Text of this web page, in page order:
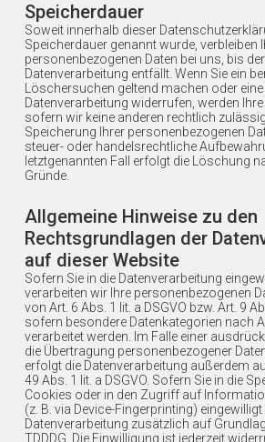
Speicherdauer
Soweit innerhalb dieser
Speicherdauer genannt wurde, verbleiben
personenbezogenen Daten bei uns, bis
Datenverarbeitung entfällt. Wenn Sie ein
Löschersuchen geltend machen oder
Datenverarbeitung widerrufen, werden
sofern wir keine anderen rechtlich
Speicherung Ihrer personenbezogenen
steuer- oder handelsrechtliche
letztgenannten Fall erfolgt die Löschung
Gründe.
Allgemeine Hinweise zu den
Rechtsgrundlagen der
auf dieser Website
Sofern Sie in die Datenverarbeitung
verarbeiten wir Ihre personenbezogenen
von Art. 6 Abs. 1 lit. a DSGVO bzw. Art. 9
sofern besondere Datenkategorien nach
verarbeitet werden. Im Falle einer
die Übertragung personenbezogener
erfolgt die Datenverarbeitung außerdem
49 Abs. 1 lit. a DSGVO. Sofern Sie in die
Cookies oder in den Zugriff auf
(z. B. via Device-Fingerprinting)
Datenverarbeitung zusätzlich auf
TDDDG. Die Einwilligung ist jederzeit